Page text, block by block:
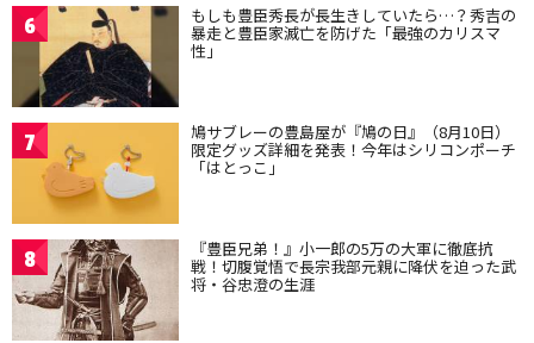
6 もしも豊臣秀長が長生きしていたら…？秀吉の
暴走と豊臣家滅亡を防げた「最強のカリスマ
性」
7 鳩サブレーの豊島屋が『鳩の日』（8月10日）
限定グッズ詳細を発表！今年はシリコンポーチ
「はとっこ」
8 『豊臣兄弟！』小一郎の5万の大軍に徹底抗
戦！切腹覚悟で長宗我部元親に降伏を迫った武
将・谷忠澄の生涯